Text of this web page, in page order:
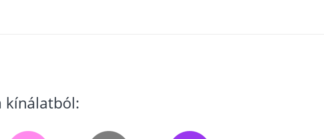
kínálatból: